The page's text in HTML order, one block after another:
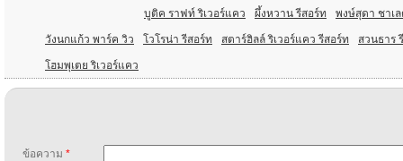
บูติค ราฟท์ ริเวอร์แคว ผึ้งหวาน รีสอร์ท พงษ์สุดา ชาเ
วังนกแก้ว พาร์ค วิว โวโรน่า รีสอร์ท สตาร์ฮิลล์ ริเวอร์แคว รีสอร์ท สวนธาร
โฮมพุเตย ริเวอร์แคว
ข้อความ *